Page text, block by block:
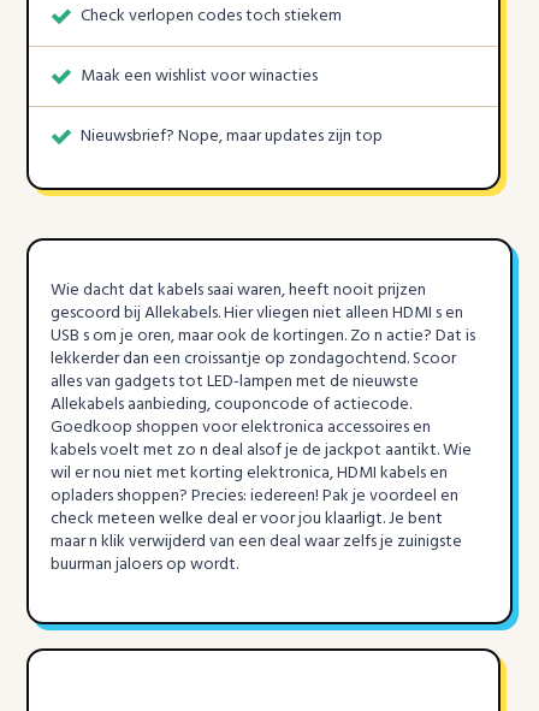
Check verlopen codes toch stiekem
Maak een wishlist voor winacties
Nieuwsbrief? Nope, maar updates zijn top
Wie dacht dat kabels saai waren, heeft nooit prijzen
gescoord bij Allekabels. Hier vliegen niet alleen HDMI s en
USB s om je oren, maar ook de kortingen. Zo n actie? Dat is
lekkerder dan een croissantje op zondagochtend. Scoor
alles van gadgets tot LED-lampen met de nieuwste
Allekabels aanbieding, couponcode of actiecode.
Goedkoop shoppen voor elektronica accessoires en
kabels voelt met zo n deal alsof je de jackpot aantikt. Wie
wil er nou niet met korting elektronica, HDMI kabels en
opladers shoppen? Precies: iedereen! Pak je voordeel en
check meteen welke deal er voor jou klaarligt. Je bent
maar n klik verwijderd van een deal waar zelfs je zuinigste
buurman jaloers op wordt.